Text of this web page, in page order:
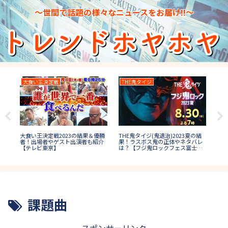
～世間で話題の様々なニュースをお届け!!～
大食い王決定戦
大食い王決定戦2023の結果＆優勝
者！出場者やゲスト出演者も紹介
【テレビ東京】
THE鬼タイジ
THE鬼タイジ(鬼退治)2023夏の結
果！ラスボス鬼の正体やネタバレ
は？【フジ鬼ロックフェス富士
課題曲